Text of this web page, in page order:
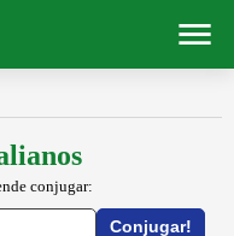
conjugar: